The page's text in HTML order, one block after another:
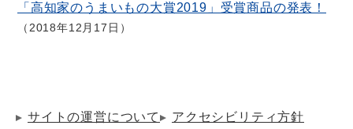
「高知家のうまいもの大賞2019」受賞商品の発表！
2018年12月17日
サイトの運営について
アクセシビリティ方針